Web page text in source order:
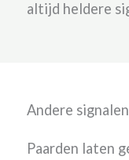
altijd heldere
Andere
Paarden laten